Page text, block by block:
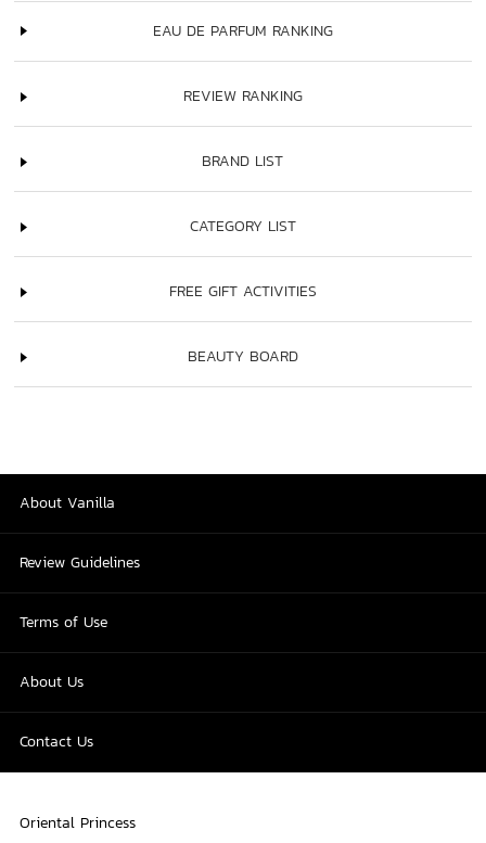
EAU DE PARFUM RANKING
REVIEW RANKING
BRAND LIST
CATEGORY LIST
FREE GIFT ACTIVITIES
BEAUTY BOARD
About Vanilla
Review Guidelines
Terms of Use
About Us
Contact Us
Oriental Princess